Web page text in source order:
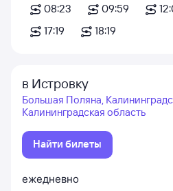
08:23
09:59
17:19
18:19
в Истровку
Большая Поляна,
Калининградская область
Найти билеты
ежедневно